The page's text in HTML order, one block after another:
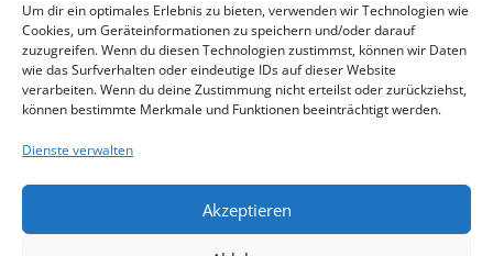
Um dir ein optimales Erlebnis zu bieten, verwenden wir Technologien wie
Cookies, um Geräteinformationen zu speichern und/oder darauf
zuzugreifen. Wenn du diesen Technologien zustimmst, können wir Daten
wie das Surfverhalten oder eindeutige IDs auf dieser Website
verarbeiten. Wenn du deine Zustimmung nicht erteilst oder zurückziehst,
können bestimmte Merkmale und Funktionen beeinträchtigt werden.
Dienste verwalten
Akzeptieren
Wien, Wien 1120 Österreich Google Karte anzeigen
Veranstaltungsort-Website anzeigen
• 2,5 G • 1. Christtag –
Frank-Schlamberger
• 2,5 G • Altjahresabend mit
Kontakt